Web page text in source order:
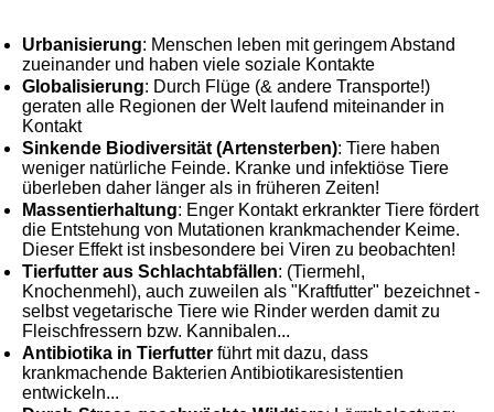
Urbanisierung: Menschen leben mit geringem Abstand
zueinander und haben viele soziale Kontakte
Globalisierung: Durch Flüge (& andere Transporte!)
geraten alle Regionen der Welt laufend miteinander in
Kontakt
Sinkende Biodiversität (Artensterben): Tiere haben
weniger natürliche Feinde. Kranke und infektiöse Tiere
überleben daher länger als in früheren Zeiten!
Massentierhaltung: Enger Kontakt erkrankter Tiere fördert
die Entstehung von Mutationen krankmachender Keime.
Dieser Effekt ist insbesondere bei Viren zu beobachten!
Tierfutter aus Schlachtabfällen: (Tiermehl,
Knochenmehl), auch zuweilen als "Kraftfutter" bezeichnet -
selbst vegetarische Tiere wie Rinder werden damit zu
Fleischfressern bzw. Kannibalen...
Antibiotika in Tierfutter führt mit dazu, dass
krankmachende Bakterien Antibiotikaresistentien
entwickeln...